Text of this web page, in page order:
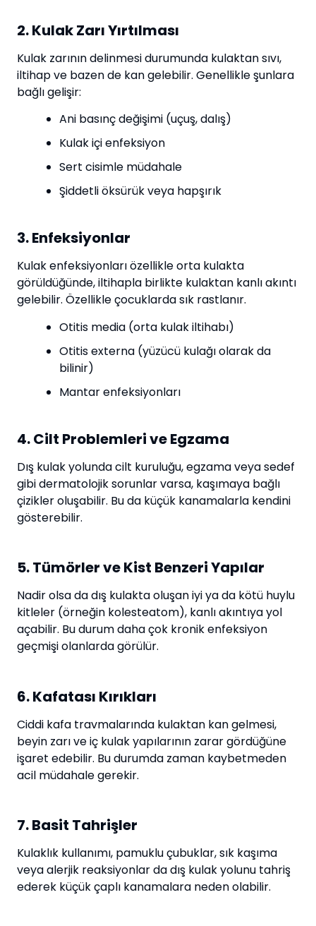
2. Kulak Zarı Yırtılması
Kulak zarının delinmesi durumunda kulaktan sıvı,
iltihap ve bazen de kan gelebilir. Genellikle şunlara
bağlı gelişir:
Ani basınç değişimi (uçuş, dalış)
Kulak içi enfeksiyon
Sert cisimle müdahale
Şiddetli öksürük veya hapşırık
3. Enfeksiyonlar
Kulak enfeksiyonları özellikle orta kulakta
görüldüğünde, iltihapla birlikte kulaktan kanlı akıntı
gelebilir. Özellikle çocuklarda sık rastlanır.
Otitis media (orta kulak iltihabı)
Otitis externa (yüzücü kulağı olarak da
bilinir)
Mantar enfeksiyonları
4. Cilt Problemleri ve Egzama
Dış kulak yolunda cilt kuruluğu, egzama veya sedef
gibi dermatolojik sorunlar varsa, kaşımaya bağlı
çizikler oluşabilir. Bu da küçük kanamalarla kendini
gösterebilir.
5. Tümörler ve Kist Benzeri Yapılar
Nadir olsa da dış kulakta oluşan iyi ya da kötü huylu
kitleler (örneğin kolesteatom), kanlı akıntıya yol
açabilir. Bu durum daha çok kronik enfeksiyon
geçmişi olanlarda görülür.
6. Kafatası Kırıkları
Ciddi kafa travmalarında kulaktan kan gelmesi,
beyin zarı ve iç kulak yapılarının zarar gördüğüne
işaret edebilir. Bu durumda zaman kaybetmeden
acil müdahale gerekir.
7. Basit Tahrişler
Kulaklık kullanımı, pamuklu çubuklar, sık kaşıma
veya alerjik reaksiyonlar da dış kulak yolunu tahriş
ederek küçük çaplı kanamalara neden olabilir.